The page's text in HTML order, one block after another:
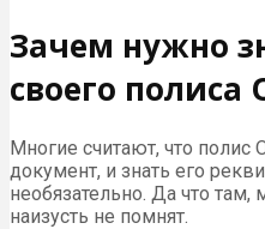
Зачем нужно
своего полиса
Многие считают, что
документ, и знать его
необязательно. Да что
наизусть не помнят.